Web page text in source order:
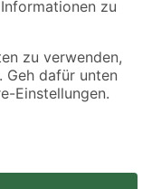
Angebote sind unter
Verfügbarkeiten beziehen
mit Speditionsversand, hier